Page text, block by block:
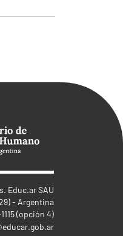
Educ.ar SAU
- Argentina
(opción 4)